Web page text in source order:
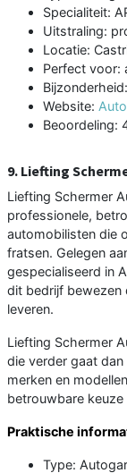
Specialiteit:
Uitstraling:
Locatie:
Perfect voor:
Website:
Beoordeling:
9. Liefting
Liefting Schermer
professionele,
automobilisten die
fratsen. Gelegen
gespecialiseerd in
dit bedrijf bewezen
leveren.
Liefting Schermer
die verder gaat
merken en
betrouwbare keuze
Praktische
Type: